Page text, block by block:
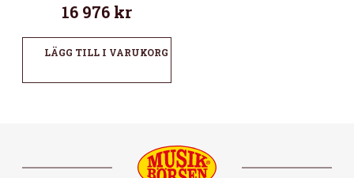
16 976 kr
LÄGG TILL I VARUKORG